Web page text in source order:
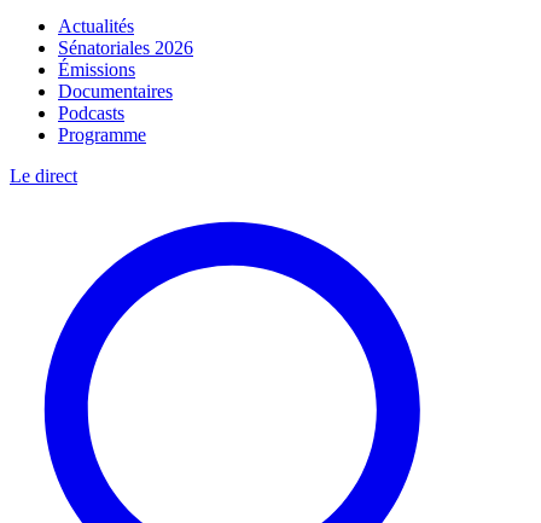
Actualités
Sénatoriales 2026
Émissions
Documentaires
Podcasts
Programme
Le direct